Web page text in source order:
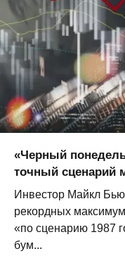
«Черный
точный сценарий
Инвестор Майкл
рекордных
«по сценарию 1987
бум...